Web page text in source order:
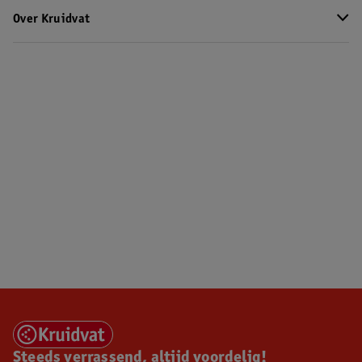
Over Kruidvat
Steeds verrassend, altijd voordelig!